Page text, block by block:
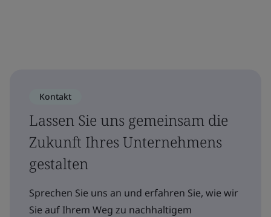
Kontakt
Lassen Sie uns gemeinsam die
Zukunft Ihres Unternehmens
gestalten
Sprechen Sie uns an und erfahren Sie, wie wir
Sie auf Ihrem Weg zu nachhaltigem